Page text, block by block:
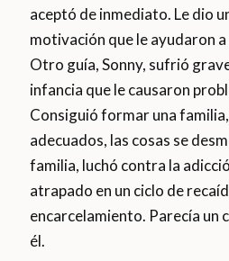
aceptó de inmediato. Le dio
motivación que le ayudaron
Otro guía, Sonny, sufrió
infancia que le causaron
Consiguió formar una
adecuados, las cosas se
familia, luchó contra la
atrapado en un ciclo de
encarcelamiento. Parecía un
él.